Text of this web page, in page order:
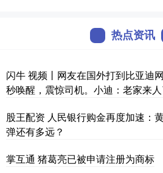
热点资讯
闪牛 视频丨网友在国外打到比亚迪
秒唤醒，震惊司机。小迪：老家来人
股王配资 人民银行购金再度加速：
弹还有多远？
掌互通 猪葛亮已被申请注册为商标